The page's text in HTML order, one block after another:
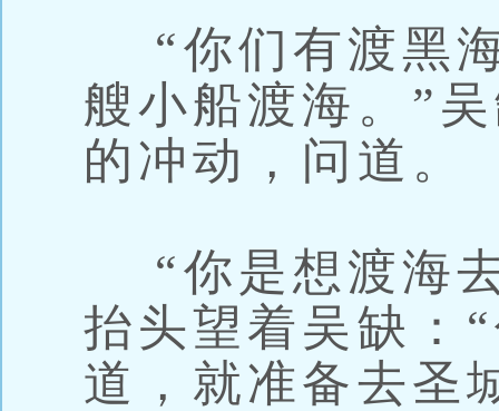
“你们有渡黑
艘小船渡海。”
的冲动，问道。
“你是想渡海
抬头望着吴缺：
道，就准备去圣